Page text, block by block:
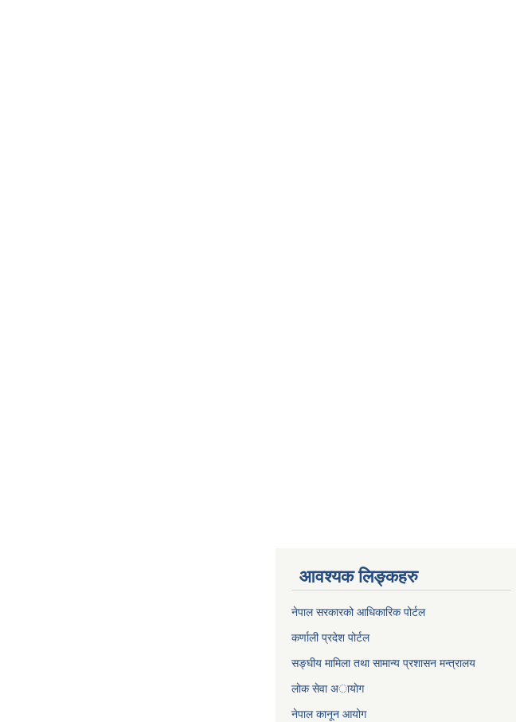
आवश्यक लिङ्कहरु
नेपाल सरकारको आधिकारिक पोर्टल
कर्णाली प्रदेश पोर्टल
सङ्घीय मामिला तथा सामान्य प्रशासन मन्त्रालय
लाेक सेवा अायाेग
नेपाल कानून आयोग